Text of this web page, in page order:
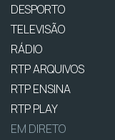
DESPORTO
TELEVISÃO
RÁDIO
RTP ARQUIVOS
RTP ENSINA
RTP PLAY
EM DIRETO